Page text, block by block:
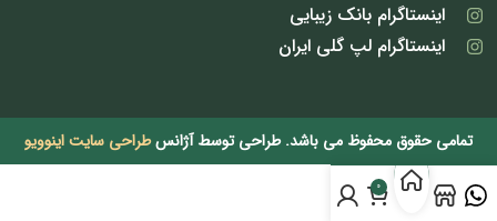
اینستاگرام بانک زیبایی
اینستاگرام لپ گلی ایران
تمامی حقوق محفوظ می باشد. طراحی توسط آژانسطراحی سایت اینوویو
0